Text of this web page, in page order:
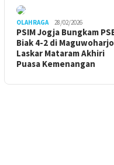
OLAHRAGA 28/02/2026
PSIM Jogja Bungkam
Biak 4-2 di
Laskar Mataram Akhiri
Puasa Kemenangan